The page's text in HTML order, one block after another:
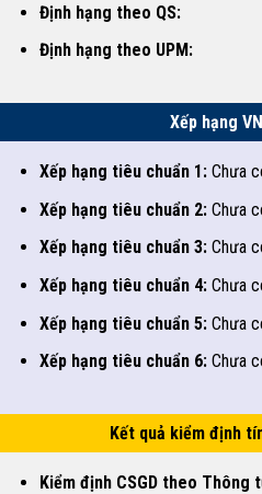
Định hạng theo QS:
Định hạng theo UPM:
Xếp hạng
Xếp hạng tiêu chuẩn 1:Chưa
Xếp hạng tiêu chuẩn 2:Chưa
Xếp hạng tiêu chuẩn 3:Chưa
Xếp hạng tiêu chuẩn 4:Chưa
Xếp hạng tiêu chuẩn 5:Chưa
Xếp hạng tiêu chuẩn 6:Chưa
Kết quả kiểm định
Kiểm định CSGD theo Thông